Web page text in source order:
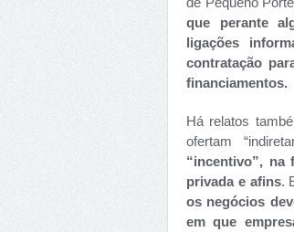
que perante
ligações
contratação
financiamentos.
Há relatos
ofertam
“incentivo”, na
privada e afins.
os negócios
em que